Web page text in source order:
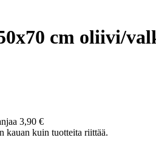
cm oliivi/
3,90 €
kauan kuin tuotteita riittää.